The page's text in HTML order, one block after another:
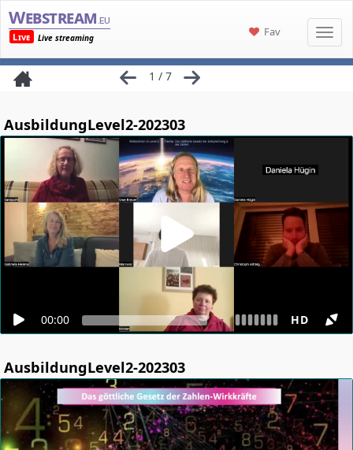
Webstream .eu
Live
Live streaming Fav
1 / 7
AusbildungLevel2-202303
00:00 HD
AusbildungLevel2-202303